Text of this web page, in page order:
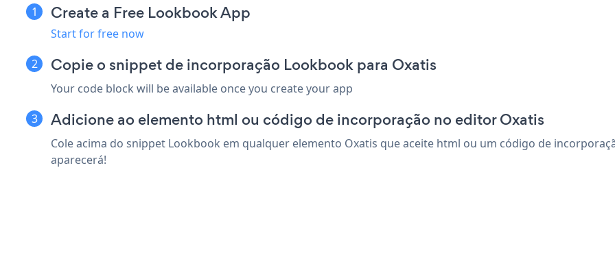
Create a Free Lookbook App
Start for free now
Copie o snippet de incorporação Lookbook para Oxatis
Your code block will be available once you create your app
Adicione ao elemento html ou código de incorporação no editor Oxatis
Cole acima do snippet Lookbook em qualquer elemento Oxatis que aceite html ou um código de
aparecerá!